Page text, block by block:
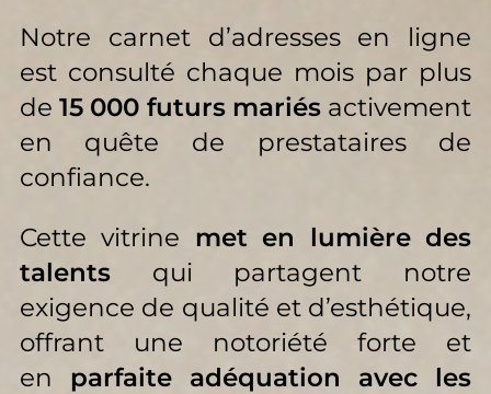
Notre carnet d’adresses en ligne
est consulté chaque mois par plus
de15 000 futurs mariésactivement
en quête de prestataires de
confiance.
Cette vitrine met en lumière des
talentsqui partagent notre
exigence de qualité et d’esthétique,
offrant une notoriété forte et
en parfaite adéquation avec les